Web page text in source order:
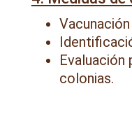
Evaluación
colonias.